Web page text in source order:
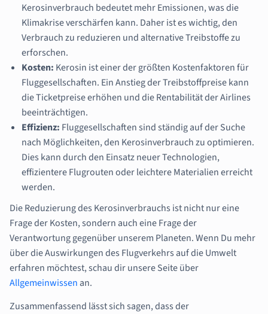
Kerosinverbrauch bedeutet mehr Emissionen, was die
Klimakrise verschärfen kann. Daher ist es wichtig, den
Verbrauch zu reduzieren und alternative Treibstoffe zu
erforschen.
Kosten: Kerosin ist einer der größten Kostenfaktoren für
Fluggesellschaften. Ein Anstieg der Treibstoffpreise kann
die Ticketpreise erhöhen und die Rentabilität der Airlines
beeinträchtigen.
Effizienz: Fluggesellschaften sind ständig auf der Suche
nach Möglichkeiten, den Kerosinverbrauch zu optimieren.
Dies kann durch den Einsatz neuer Technologien,
effizientere Flugrouten oder leichtere Materialien erreicht
werden.
Die Reduzierung des Kerosinverbrauchs ist nicht nur eine
Frage der Kosten, sondern auch eine Frage der
Verantwortung gegenüber unserem Planeten. Wenn Du mehr
über die Auswirkungen des Flugverkehrs auf die Umwelt
erfahren möchtest, schau dir unsere Seite über
Allgemeinwissen an.
Zusammenfassend lässt sich sagen, dass der